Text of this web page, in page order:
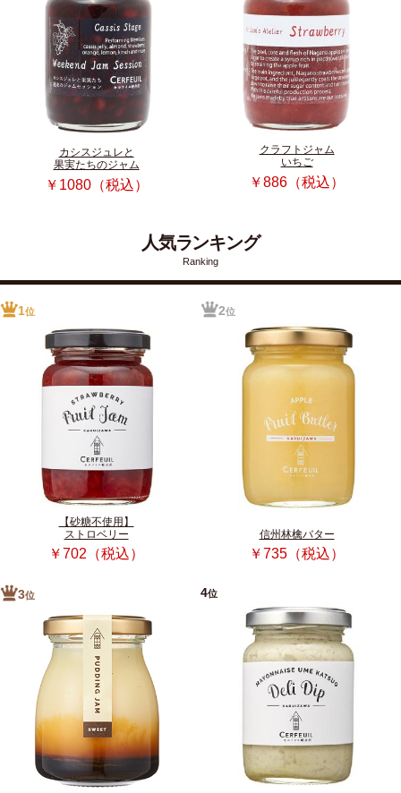
カシスジュレと
果実たちのジャム
￥1080（税込）
クラフトジャム
いちご
￥886（税込）
人気ランキング
Ranking
1位
【砂糖不使用】
ストロベリー
￥702（税込）
2位
信州林檎バター
￥735（税込）
3位 4位